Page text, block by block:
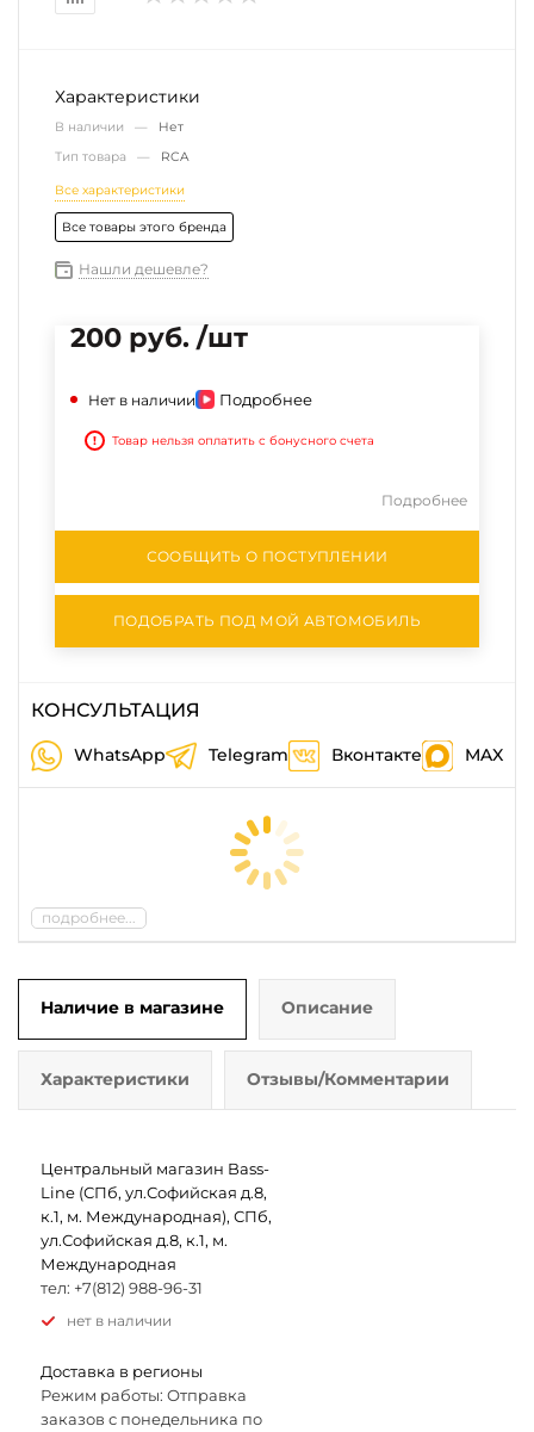
Характеристики
В наличии — Нет
Тип товара — RCA
Все характеристики
Все товары этого бренда
Нашли дешевле?
200 руб. /шт
Нет в наличии Подробнее
! Товар нельзя оплатить с бонусного счета
Подробнее
СООБЩИТЬ О ПОСТУПЛЕНИИ
ПОДОБРАТЬ ПОД МОЙ АВТОМОБИЛЬ
КОНСУЛЬТАЦИЯ
WhatsApp Telegram Вконтакте MAX
подробнее...
Наличие в магазине Описание
Характеристики Отзывы/Комментарии
Центральный магазин Bass-
Line (СПб, ул.Софийская д.8,
к.1, м. Международная), СПб,
ул.Софийская д.8, к.1, м.
Международная
тел: +7(812) 988-96-31
Нет в наличии
Доставка в регионы
Режим работы: Отправка
заказов с понедельника по